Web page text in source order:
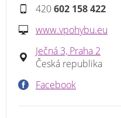
420602 158 422
www.vpohybu.eu
Ječná 3, Praha 2
Česká republika
Facebook